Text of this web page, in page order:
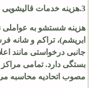
3.هزینه خدمات قالیشویی در عظیمیه چگونه محاسبه می‌شود؟
هزینه شستشو به
ابریشم)، تراکم و شانه
جانبی درخواستی مانند
بستگی دارد. تمامی مراکز
مصوب اتحادیه محاسبه